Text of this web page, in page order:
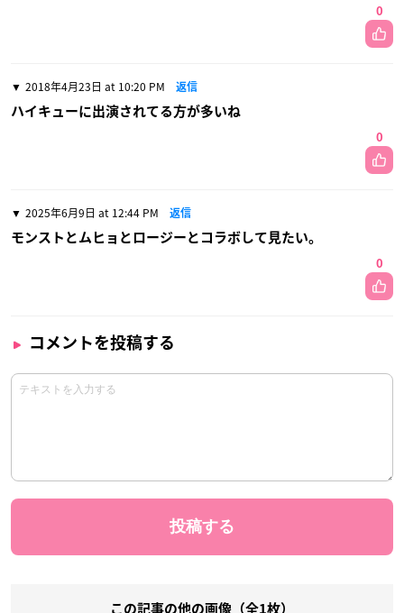
0
2018年4月23日 at 10:20 PM 返信
ハイキューに出演されてる方が多いね
0
2025年6月9日 at 12:44 PM 返信
モンストとムヒョとロージーとコラボして見たい。
0
コメントを投稿する
この記事の他の画像（全1枚）